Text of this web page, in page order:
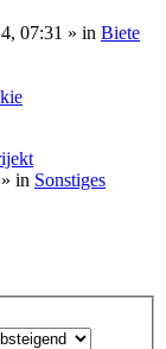
07:31 » in Biete
» in Sonstiges